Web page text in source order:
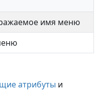
имя меню
атрибуты и